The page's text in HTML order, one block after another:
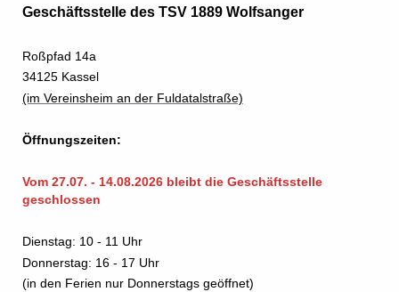
Geschäftsstelle des TSV 1889 Wolfsanger
Roßpfad 14a
34125 Kassel
(im Vereinsheim an der Fuldatalstraße)
Öffnungszeiten:
Vom 27.07. - 14.08.2026 bleibt die Geschäftsstelle
geschlossen
Dienstag: 10 - 11 Uhr
Donnerstag: 16 - 17 Uhr
(in den Ferien nur Donnerstags geöffnet)